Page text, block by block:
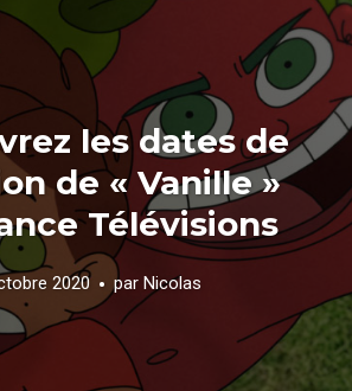
les dates de
de « Vanille »
Télévisions
2020 par Nicolas